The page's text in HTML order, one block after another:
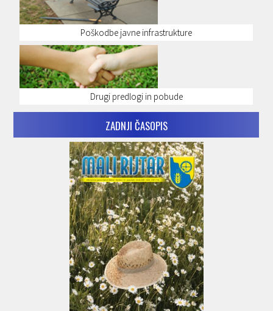
Poškodbe javne infrastrukture
Drugi predlogi in pobude
ZADNJI ČASOPIS